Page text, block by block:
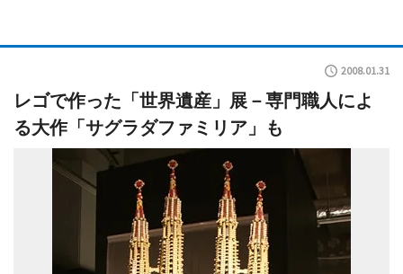
2008.01.31
レゴで作った「世界遺産」展－専門職人によ
る大作「サグラダファミリア」も